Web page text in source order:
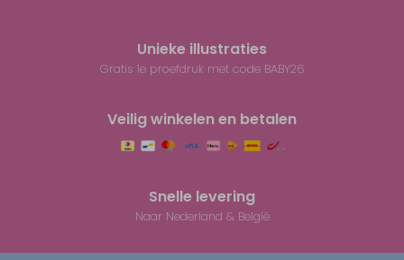
Unieke illustraties
Gratis 1e proefdruk met code BABY26
Veilig winkelen en betalen
Snelle levering
Naar Nederland & België